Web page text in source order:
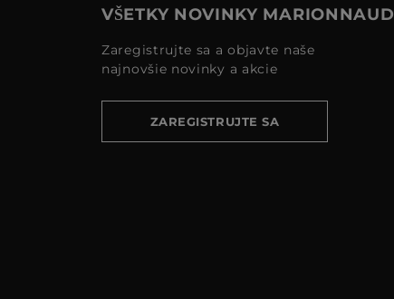
VŠETKY NOVINKY MARIONNAUD
Zaregistrujte sa a objavte naše
najnovšie novinky a akcie
ZAREGISTRUJTE SA